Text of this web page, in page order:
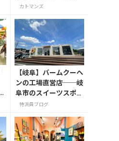
館来館者への対応につ
カトマンズ
【岐阜】バームクーヘ
ンの工場直営店──岐
阜市のスイーツスポッ
ト「FLEUR（フルー
特派員ブログ